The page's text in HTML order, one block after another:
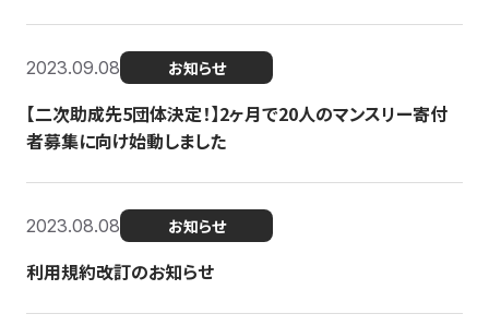
2023.09.08 お知らせ
【二次助成先5団体決定！】2ヶ月で20人のマンスリー寄付
者募集に向け始動しました
2023.08.08 お知らせ
利用規約改訂のお知らせ